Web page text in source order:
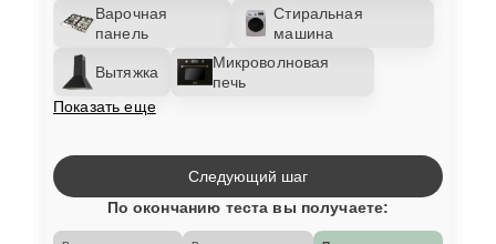
Варочная
панель
Стиральная
машина
Вытяжка
Микроволновая
печь
Показать еще
Следующий шаг
По окончанию теста вы получаете: